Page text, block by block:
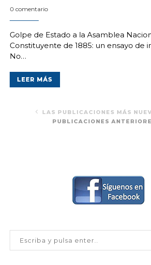
0 comentario
Golpe de Estado a la Asamblea
Constituyente de 1885: un ensayo de
No…
LEER MÁS
LAS PUBLICACIONES MÁS
PUBLICACIONES